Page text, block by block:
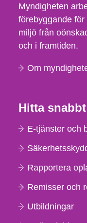
Myndigheten
förebyggande
miljö från
och i framtiden.
Om
Hitta snabbt
E-tjänster och
Rapportera
Remisser och
Utbildningar